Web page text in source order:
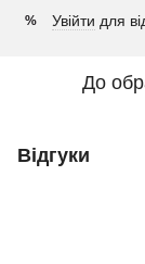
% Увійти для
До
Відгуки